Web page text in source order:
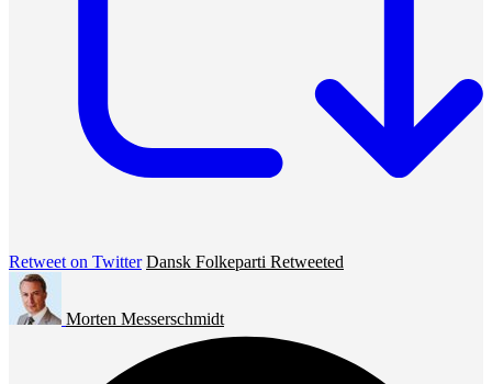
Retweet on Twitter Dansk Folkeparti Retweeted
Morten Messerschmidt